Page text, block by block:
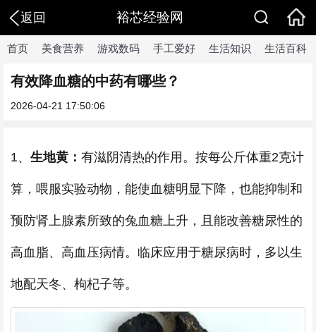
返回 裕芯经验网
首页 美食营养 游戏数码 手工爱好 生活知识 生活百科
有效降血糖的中药有哪些？
2026-04-21 17:50:06
1、 生地黄： 有滋阴清热的作用。按每公斤体重2克计
算，喂服实验动物，能使血糖明显下降，也能抑制和
预防肾上腺素所致的兔血糖上升，且能改善糖尿性的
高血脂、高血压病情。临床应用于糖尿病时，多以生
地配天冬、枸杞子等。